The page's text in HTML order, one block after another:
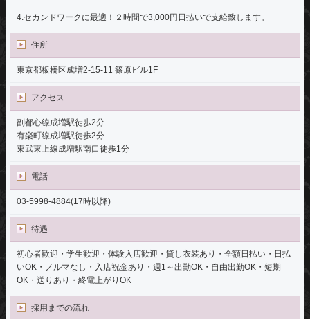
4.セカンドワークに最適！２時間で3,000円日払いで支給致します。
住所
東京都板橋区成増2-15-11 篠原ビル1F
アクセス
副都心線成増駅徒歩2分
有楽町線成増駅徒歩2分
東武東上線成増駅南口徒歩1分
電話
03-5998-4884(17時以降)
待遇
初心者歓迎・学生歓迎・体験入店歓迎・貸し衣装あり・全額日払い・日払
いOK・ノルマなし・入店祝金あり・週1～出勤OK・自由出勤OK・短期
OK・送りあり・終電上がりOK
採用までの流れ